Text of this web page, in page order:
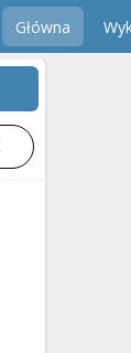
Główna